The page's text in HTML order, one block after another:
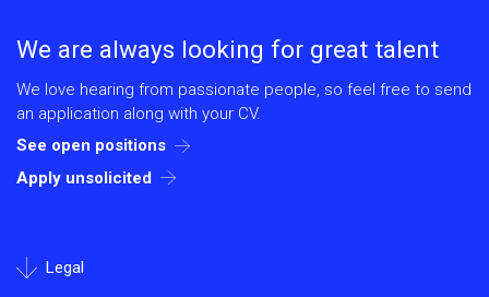
We are always looking for great talent
We love hearing from passionate people, so feel free to send
an application along with your CV.
See open positions
Apply unsolicited
Legal